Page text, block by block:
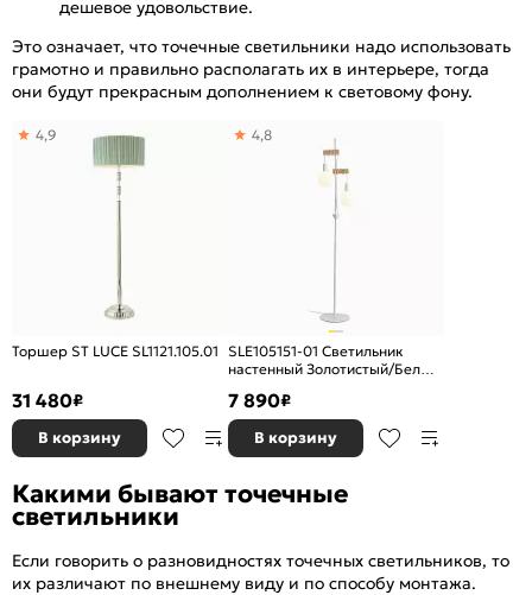
дешевое удовольствие.
Это означает, что точечные светильники надо использовать
грамотно и правильно располагать их в интерьере, тогда
они будут прекрасным дополнением к световому фону.
Торшер ST LUCE SL1121.105.01
4,9
31 480₽
В корзину
SLE105151-01 Светильник
настенный Золотистый/Белый
4,8
7 890₽
В корзину
Какими бывают точечные
светильники
Если говорить о разновидностях точечных светильников, то
их различают по внешнему виду и по способу монтажа.